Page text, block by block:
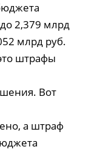
2,379 млрд
млрд руб.
штрафы
Вот
а штраф